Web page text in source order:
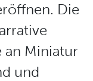
Die
an Miniatur
und